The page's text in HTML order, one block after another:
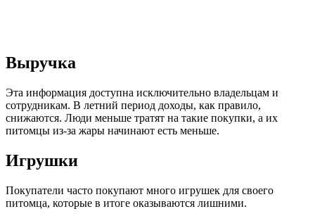
Выручка
Эта информация доступна исключительно владельцам и
сотрудникам. В летний период доходы, как правило,
снижаются. Люди меньше тратят на такие покупки, а их
питомцы из-за жары начинают есть меньше.
Игрушки
Покупатели часто покупают много игрушек для своего
питомца, которые в итоге оказываются лишними.